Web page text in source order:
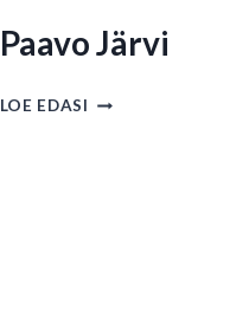
Paavo Järvi
LOE EDASI PAAVO